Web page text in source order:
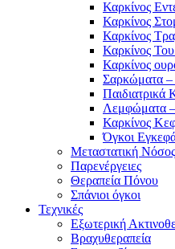
Καρκίνος
Καρκίνος
Καρκίνος
Καρκίνος
Καρκίνος
Σαρκώματα –
Λεμφώματα
Καρκίνος
Όγκοι
Μεταστατική Νόσος
Παρενέργειες
Θεραπεία Πόνου
Σπάνιοι όγκοι
Τεχνικές
Εξωτερική
Βραχυθεραπεία